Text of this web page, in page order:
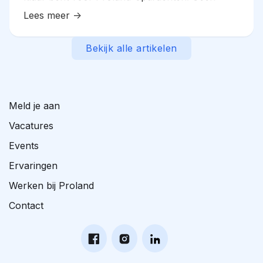
garantie op werk, wél een helder groeipad
Lees meer ->
Bekijk alle artikelen
Meld je aan
Vacatures
Events
Ervaringen
Werken bij Proland
Contact